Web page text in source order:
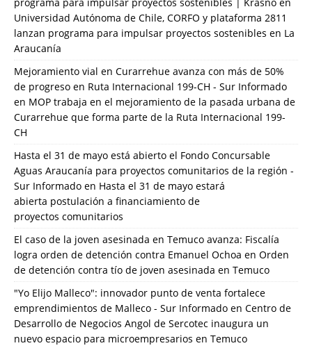
Universidad Autónoma de Chile, CORFO y plataforma 2811
lanzan programa para impulsar proyectos sostenibles en La
Araucanía
Mejoramiento vial en Curarrehue avanza con más de 50%
de progreso en Ruta Internacional 199-CH - Sur Informado
en MOP trabaja en el mejoramiento de la pasada urbana de
Curarrehue que forma parte de la Ruta Internacional 199-
CH
Hasta el 31 de mayo está abierto el Fondo Concursable
Aguas Araucanía para proyectos comunitarios de la región -
Sur Informado en Hasta el 31 de mayo estará
abierta postulación a financiamiento de
proyectos comunitarios
El caso de la joven asesinada en Temuco avanza: Fiscalía
logra orden de detención contra Emanuel Ochoa en Orden
de detención contra tío de joven asesinada en Temuco
"Yo Elijo Malleco": innovador punto de venta fortalece
emprendimientos de Malleco - Sur Informado en Centro de
Desarrollo de Negocios Angol de Sercotec inaugura un
nuevo espacio para microempresarios en Temuco